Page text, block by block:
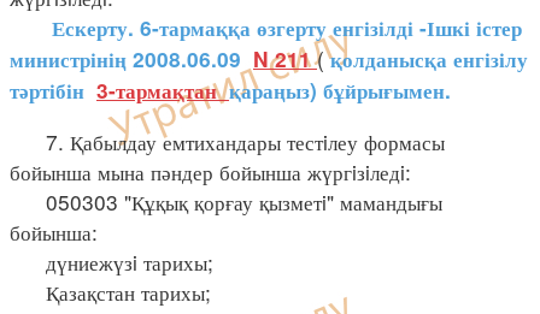
Ескерту. 6-тармаққа өзгерту енгізілді -Ішкі істер
министрінің 2008.06.09 N 211(қолданысқа енгізілу
тәртібін 3-тармақтанқараңыз) бұйрығымен.
7. Қабылдау емтихандары тестiлеу формасы
бойынша мына пәндер бойынша жүргiзiледi:
050303 "Құқық қорғау қызметi" мамандығы
бойынша:
дүниежүзi тарихы;
Қазақстан тарихы;